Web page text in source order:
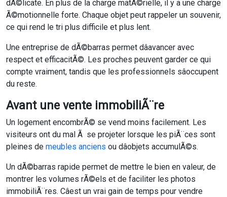
dÃ©licate. En plus de la charge matÃ©rielle, il y a une charge
Ã©motionnelle forte. Chaque objet peut rappeler un souvenir,
ce qui rend le tri plus difficile et plus lent.
Une entreprise de dÃ©barras permet dâavancer avec
respect et efficacitÃ©. Les proches peuvent garder ce qui
compte vraiment, tandis que les professionnels sâoccupent
du reste.
Avant une vente immobiliÃ¨re
Un logement encombrÃ© se vend moins facilement. Les
visiteurs ont du mal Ã se projeter lorsque les piÃ¨ces sont
pleines de meubles anciens ou dâobjets accumulÃ©s.
Un dÃ©barras rapide permet de mettre le bien en valeur, de
montrer les volumes rÃ©els et de faciliter les photos
immobiliÃ¨res. Câest un vrai gain de temps pour vendre